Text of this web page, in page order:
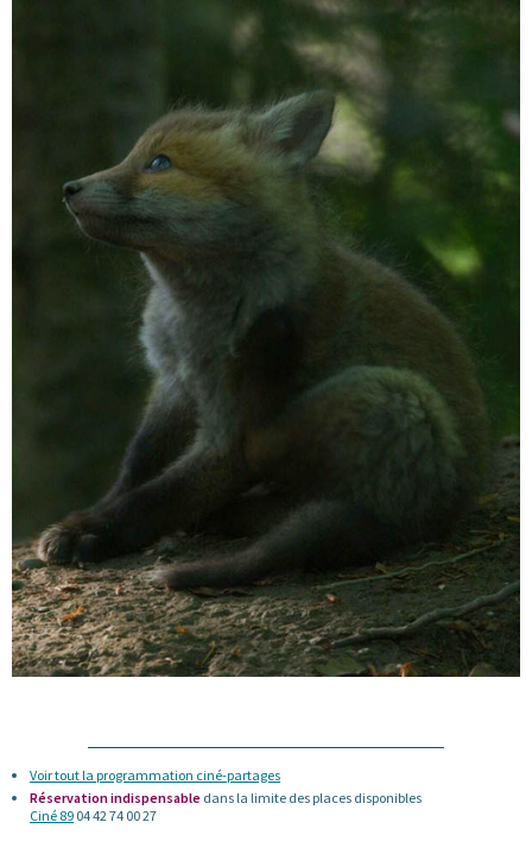
Voir tout la programmation ciné-partages
Réservation indispensable dans la limite des places disponibles
Ciné 89 04 42 74 00 27